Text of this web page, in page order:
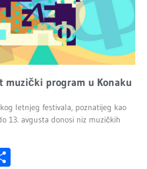
muzički program u Konaku
letnjeg festivala, poznatijeg kao
13. avgusta donosi niz muzičkih